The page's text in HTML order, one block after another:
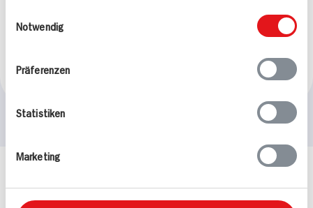
bereitgestellt haben oder die sie im Rahmen
Notwendig
Präferenzen
Statistiken
Marketing
Personen